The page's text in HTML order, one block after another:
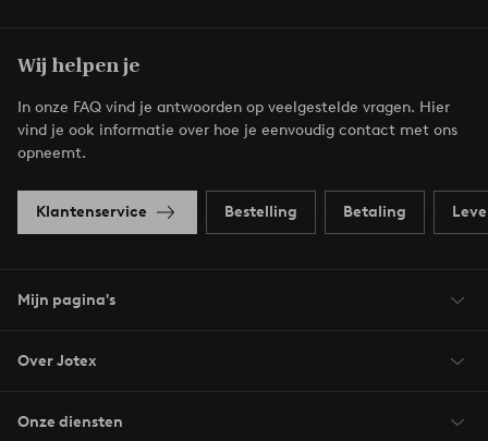
Wij helpen je
In onze FAQ vind je antwoorden op veelgestelde vragen. Hier
vind je ook informatie over hoe je eenvoudig contact met ons
opneemt.
Klantenservice Bestelling Betaling
Mijn pagina's
Over Jotex
Onze diensten